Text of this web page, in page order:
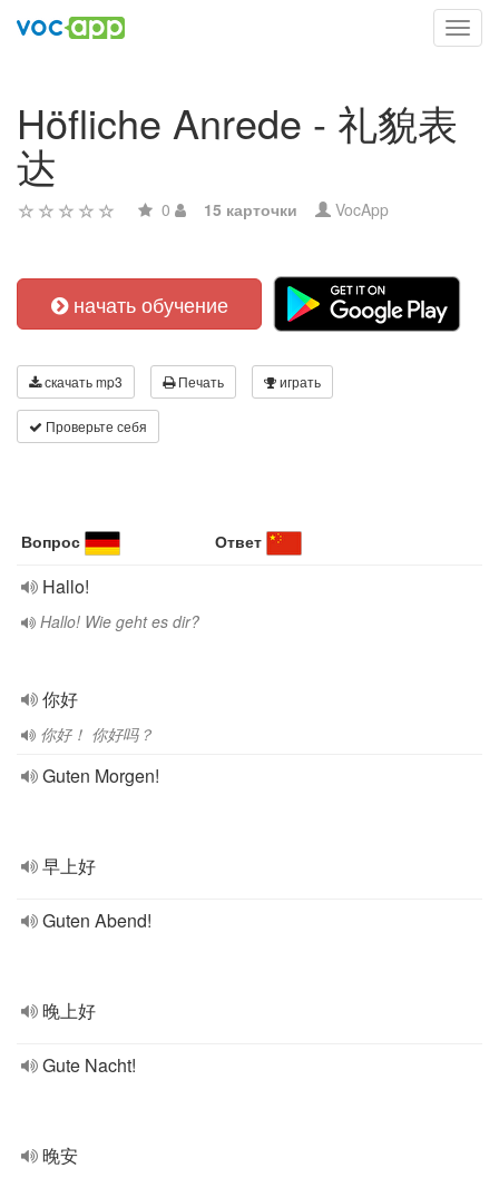
Höfliche Anrede - 礼貌表
达
0 15 карточки VocApp
начать обучение
скачать mp3 Печать играть
Проверьте себя
Вопрос Ответ
Hallo!
Hallo! Wie geht es dir?
你好
你好！ 你好吗？
Guten Morgen!
早上好
Guten Abend!
晚上好
Gute Nacht!
晚安